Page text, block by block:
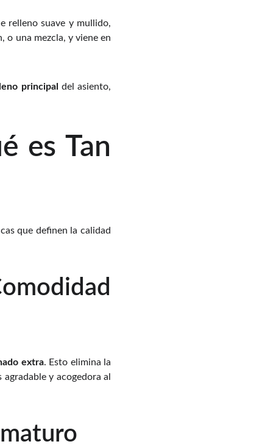
relleno suave y mullido,
o una mezcla, y viene en
principal del asiento,
es Tan
que definen la calidad
extra. Esto elimina la
y acogedora al